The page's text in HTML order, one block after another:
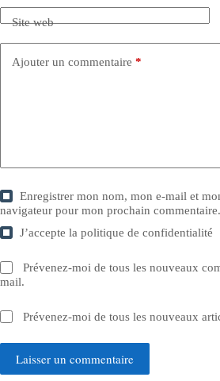
Site web
Ajouter un commentaire *
Enregistrer mon nom, mon e-mail et
navigateur pour mon prochain commentaire.
J’accepte lapolitique de confidentialité
Prévenez-moi de tous les nouveaux
mail.
Prévenez-moi de tous les nouveaux
Laisser un commentaire